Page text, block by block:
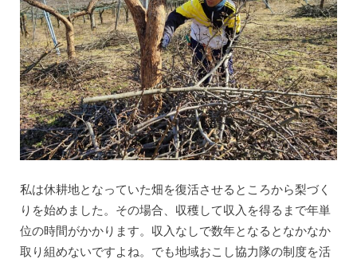
私は休耕地となっていた畑を復活させるところから梨づく
りを始めました。その場合、収穫して収入を得るまで年単
位の時間がかかります。収入なしで数年となるとなかなか
取り組めないですよね。でも地域おこし協力隊の制度を活